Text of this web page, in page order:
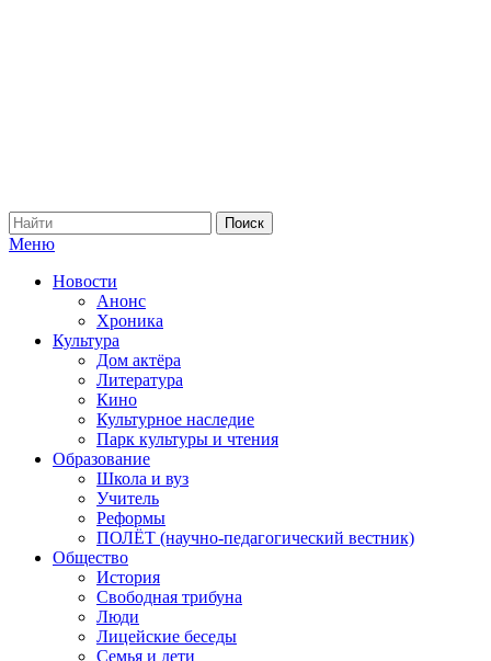
Меню
Новости
Анонс
Хроника
Культура
Дом актёра
Литература
Кино
Культурное наследие
Парк культуры и чтения
Образование
Школа и вуз
Учитель
Реформы
ПОЛЁТ (научно-педагогический вестник)
Общество
История
Свободная трибуна
Люди
Лицейские беседы
Семья и дети